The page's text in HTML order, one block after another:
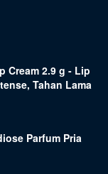
Cream 2.9 g - Lip
Tahan Lama
Parfum Pria